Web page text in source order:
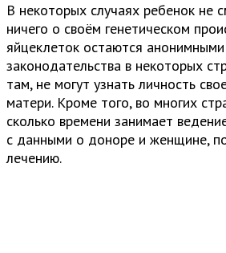
В некоторых случаях ребенок не
ничего о своём генетическом
яйцеклеток остаются
законодательства в некоторых
там, не могут узнать личность
матери. Кроме того, во многих
сколько времени занимает
с данными о доноре и женщине,
лечению.